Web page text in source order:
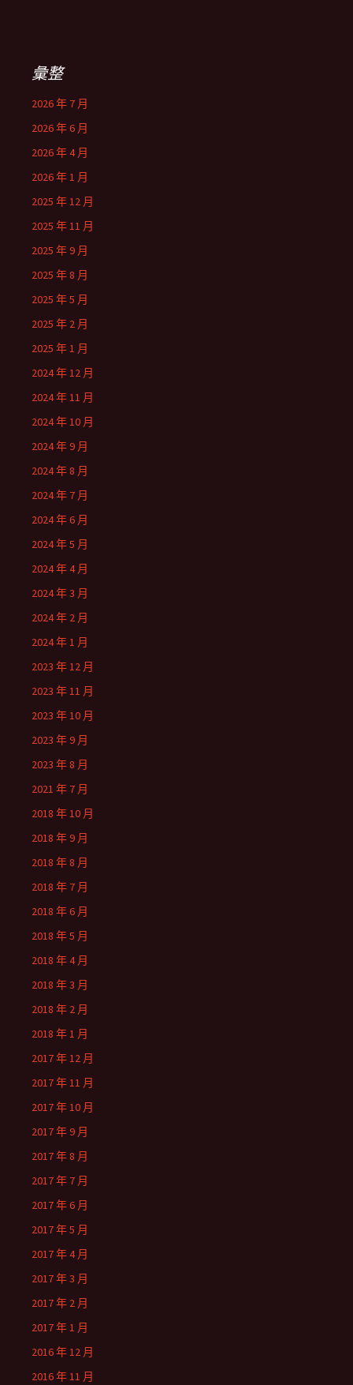
彙整
2026 年 7 月
2026 年 6 月
2026 年 4 月
2026 年 1 月
2025 年 12 月
2025 年 11 月
2025 年 9 月
2025 年 8 月
2025 年 5 月
2025 年 2 月
2025 年 1 月
2024 年 12 月
2024 年 11 月
2024 年 10 月
2024 年 9 月
2024 年 8 月
2024 年 7 月
2024 年 6 月
2024 年 5 月
2024 年 4 月
2024 年 3 月
2024 年 2 月
2024 年 1 月
2023 年 12 月
2023 年 11 月
2023 年 10 月
2023 年 9 月
2023 年 8 月
2021 年 7 月
2018 年 10 月
2018 年 9 月
2018 年 8 月
2018 年 7 月
2018 年 6 月
2018 年 5 月
2018 年 4 月
2018 年 3 月
2018 年 2 月
2018 年 1 月
2017 年 12 月
2017 年 11 月
2017 年 10 月
2017 年 9 月
2017 年 8 月
2017 年 7 月
2017 年 6 月
2017 年 5 月
2017 年 4 月
2017 年 3 月
2017 年 2 月
2017 年 1 月
2016 年 12 月
2016 年 11 月